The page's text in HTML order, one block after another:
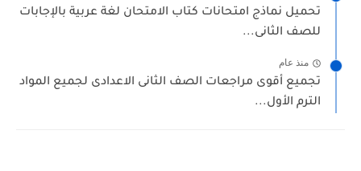
تحميل نماذج امتحانات كتاب الامتحان لغة عربية بالإجابات
للصف الثانى...
منذ عام
تجميع أقوى مراجعات الصف الثانى الاعدادى لجميع المواد
الترم الأول...